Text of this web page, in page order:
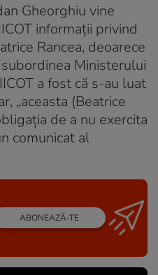
Gheorghiu vine
informaţii privind
Rancea, deoarece
Ministerului
a fost că s-au luat
„aceasta (Beatrice
de a nu exercita
comunicat al
ABONEAZĂ-TE